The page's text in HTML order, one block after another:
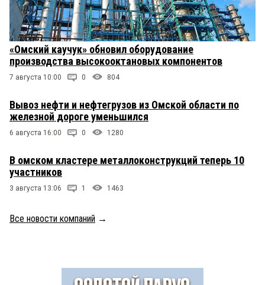
«Омский каучук» обновил оборудование
производства высокооктановых компонентов
7 августа 10:00 0 804
Вывоз нефти и нефтегрузов из Омской области по
железной дороге уменьшился
6 августа 16:00 0 1280
В омском кластере металлоконструкций теперь 10
участников
3 августа 13:06 1 1463
Все новости компаний →